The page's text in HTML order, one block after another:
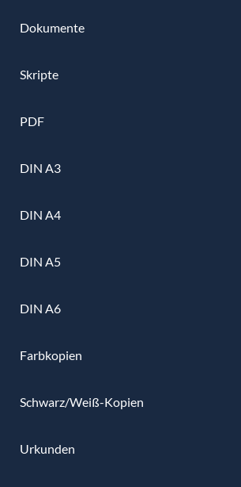
Dokumente
Skripte
PDF
DIN A3
DIN A4
DIN A5
DIN A6
Farbkopien
Schwarz/Weiß-Kopien
Urkunden